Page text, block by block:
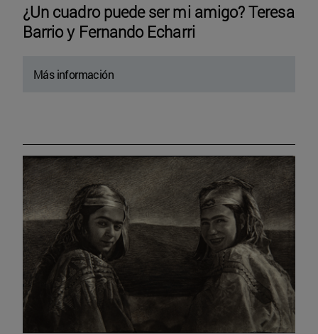
¿Un cuadro puede ser mi amigo? Teresa
Barrio y Fernando Echarri
Más información